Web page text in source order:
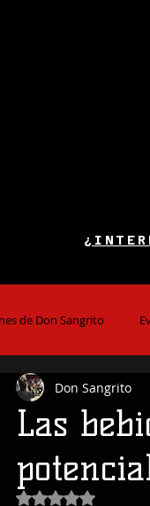
de Don Sangrito
y la Salud Bares
Las
Don Sangrito
Obtuvo NaN de